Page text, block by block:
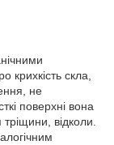
скла,
не
поверхні вона
відколи.